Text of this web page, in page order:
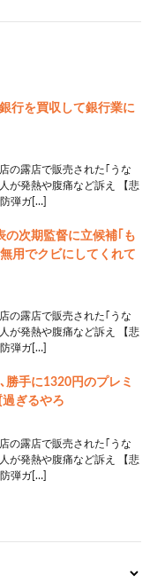
行を買収して銀行業に
の露店で販売された｢うな
が発熱や腹痛など訴え 【悲
弾ガ[…]
の次期監督に立候補｢も
用でクビにしてくれて
の露店で販売された｢うな
が発熱や腹痛など訴え 【悲
弾ガ[…]
勝手に1320円のプレミ
ぎるやろ
の露店で販売された｢うな
が発熱や腹痛など訴え 【悲
弾ガ[…]